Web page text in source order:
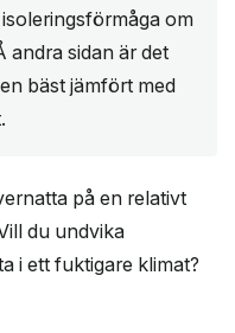
om
andra sidan är det
bäst jämfört med
på en relativt
du undvika
i ett fuktigare klimat?